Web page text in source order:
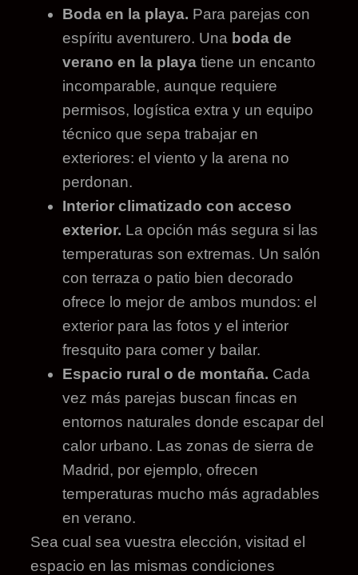
Boda en la playa. Para parejas con
espíritu aventurero. Una boda de
verano en la playa tiene un encanto
incomparable, aunque requiere
permisos, logística extra y un equipo
técnico que sepa trabajar en
exteriores: el viento y la arena no
perdonan.
Interior climatizado con acceso
exterior. La opción más segura si las
temperaturas son extremas. Un salón
con terraza o patio bien decorado
ofrece lo mejor de ambos mundos: el
exterior para las fotos y el interior
fresquito para comer y bailar.
Espacio rural o de montaña. Cada
vez más parejas buscan fincas en
entornos naturales donde escapar del
calor urbano. Las zonas de sierra de
Madrid, por ejemplo, ofrecen
temperaturas mucho más agradables
en verano.
Sea cual sea vuestra elección, visitad el
espacio en las mismas condiciones